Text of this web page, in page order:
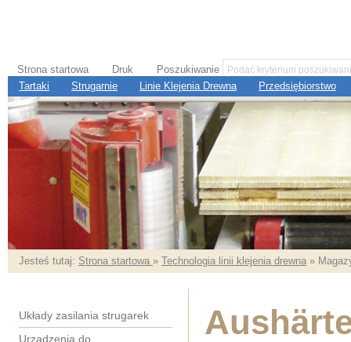
Strona startowa Druk
Poszukiwanie
Tartaki
Strugarnie Linie Klejenia Drewna Przedsiębiorstwo
Jesteś tutaj: Strona startowa » Technologia linii klejenia drewna »
Układy zasilania strugarek
Urządzenia do